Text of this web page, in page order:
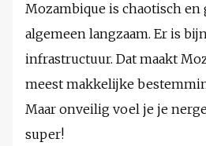
Mozambique is chaotisch en
algemeen langzaam. Er is
infrastructuur. Dat maakt
meest makkelijke
Maar onveilig voel je je
super!